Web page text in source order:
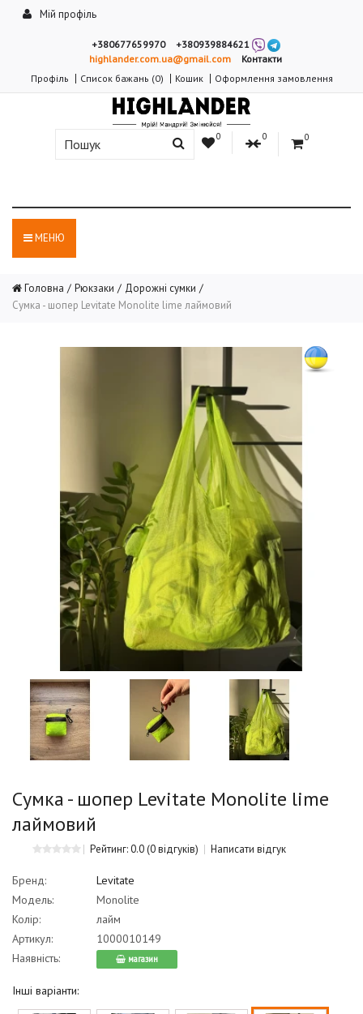
Мій профіль
+380677659970
+380939884621
highlander.com.ua@gmail.com
Контакти
Профіль
Список бажань (0) Кошик Оформлення замовлення
0 0 0
МЕНЮ
Головна Рюкзаки
Дорожні сумки
Сумка - шопер Levitate Monolite lime лаймовий
Сумка - шопер Levitate Monolite lime
лаймовий
Рейтинг: 0.0(0 відгуків) Написати відгук
Бренд:
Levitate
Модель:
Monolite
Колір:
лайм
Артикул:
1000010149
Наявність:
магазин
Інші варіанти: